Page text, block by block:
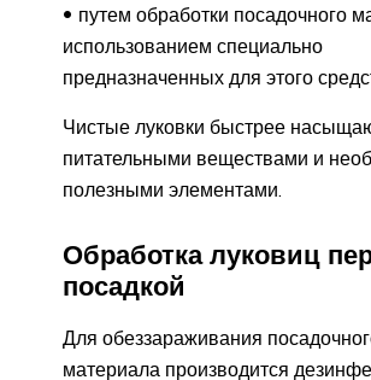
путем обработки посадочного
использованием специально
предназначенных для этого
Чистые луковки быстрее
питательными веществами и
полезными элементами.
Обработка луковиц
посадкой
Для обеззараживания
материала производится